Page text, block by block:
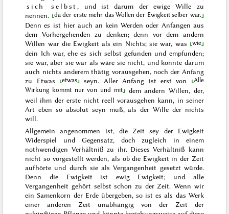
sich selbst, und ist darum der ewige Wille zu
nennen.
da der erste mehr das Wollen der Ewigkeit selber war.
Denn es ist hier auch an kein Werden oder Anfangen aus
dem Vorhergehenden zu denken; denn vor dem andern
Willen war die Ewigkeit als ein Nichts; sie war, was wie
dein Ich war, ehe es sich selbst gefunden und empfunden;
sie war, aber sie war als wäre sie nicht, und konnte darum
auch nichts anderem thätig vorausgehen, noch der Anfang
zu Etwas etwas seyn. Aller Anfang ist erst von
Alle
Wirkung kommt nur von und mit dem andern Willen, der,
weil ihm der erste nicht reell vorausgehen kann, in seiner
Art eben so absolut seyn muß, als der Wille der nichts
will.
Allgemein angenommen ist, die Zeit sey der Ewigkeit
Widerspiel und Gegensatz, doch zugleich in einem
nothwendigen Verhältniß zu ihr. Dieses Verhältniß kann
nicht so vorgestellt werden, als ob die Ewigkeit in der Zeit
aufhörte und durch sie als Vergangenheit gesetzt würde.
Denn die Ewigkeit ist ewig Ewigkeit; und alle
Vergangenheit gehört selbst schon zu der Zeit. Wenn wir
ein Samenkorn der Erde übergeben, so ist es als das Werk
einer anderen Zeit unabhängig von der Zeit der